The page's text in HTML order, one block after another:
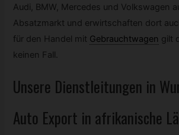
Audi, BMW, Mercedes und Volkswagen
Absatzmarkt und erwirtschaften dort
für den Handel mit Gebrauchtwagen gilt
keinen Fall.
Unsere Dienstleitungen in
Auto Export in afrikanische